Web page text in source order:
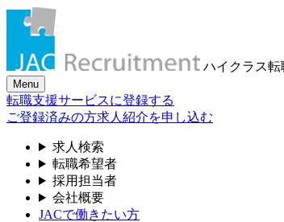
ハイクラス転
Menu
転職支援サービスに登録する
ご登録済みの方求人紹介を申し込む
求人検索
転職希望者
採用担当者
会社概要
JACで働きたい方